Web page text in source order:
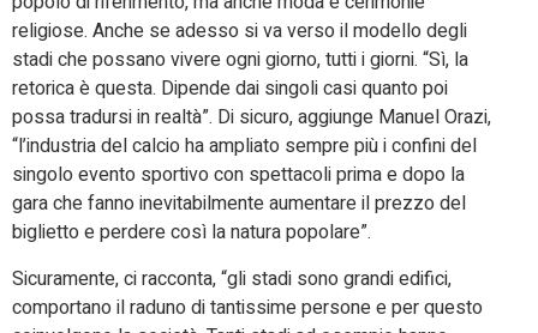
religiose. Anche se adesso si va verso il modello degli
stadi che possano vivere ogni giorno, tutti i giorni. “Sì, la
retorica è questa. Dipende dai singoli casi quanto poi
possa tradursi in realtà”. Di sicuro, aggiunge Manuel Orazi,
“l’industria del calcio ha ampliato sempre più i confini del
singolo evento sportivo con spettacoli prima e dopo la
gara che fanno inevitabilmente aumentare il prezzo del
biglietto e perdere così la natura popolare”.
Sicuramente, ci racconta, “gli stadi sono grandi edifici,
comportano il raduno di tantissime persone e per questo